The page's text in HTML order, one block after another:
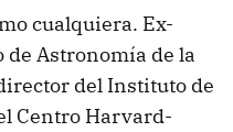
cualquiera. Ex-
Astronomía de la
del Instituto de
Centro Harvard-